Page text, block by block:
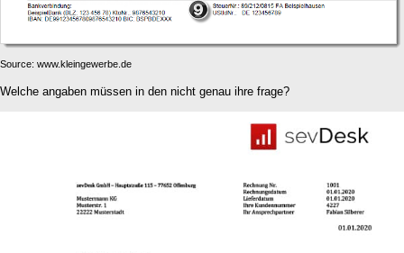
Source: www.kleingewerbe.de
Welche angaben müssen in den nicht genau ihre frage?